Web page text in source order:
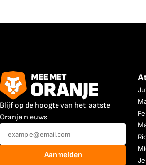
Blijf op de hoogte van het laatste
Oranje nieuws
Aanmelden